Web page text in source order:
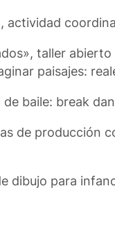
actividad
taller
paisajes:
baile: break
de
dibujo para